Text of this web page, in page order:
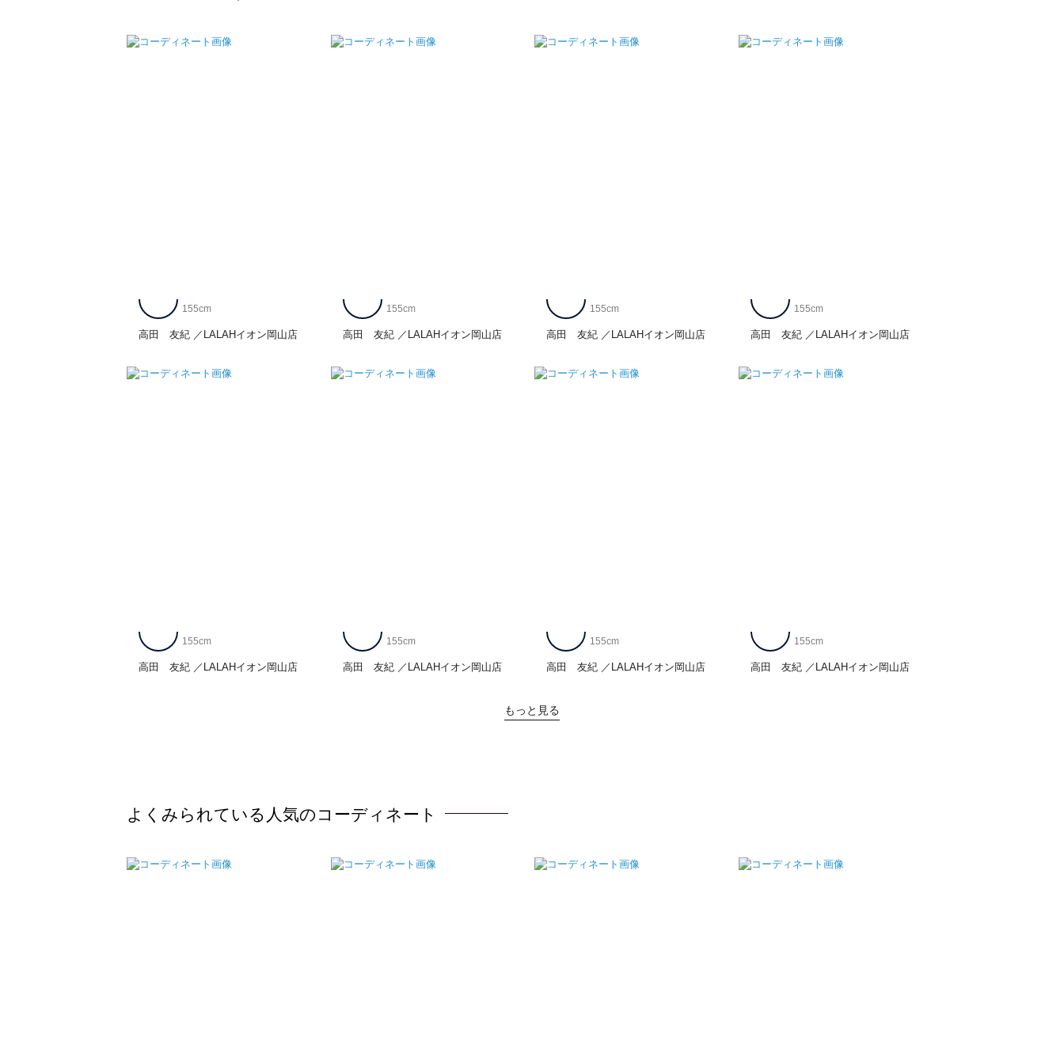
高田 友紀 LALAHイオン岡山店
155cm
高田 友紀 LALAHイオン岡山店
155cm
高田 友紀 LALAHイオン岡山店
155cm
高田 友紀 LALAHイオン岡山店
155cm
高田 友紀 LALAHイオン岡山店
155cm
高田 友紀 LALAHイオン岡山店
155cm
高田 友紀 LALAHイオン岡山店
155cm
高田 友紀 LALAHイオン岡山店
155cm
もっと見る
よくみられている人気のコーディネート